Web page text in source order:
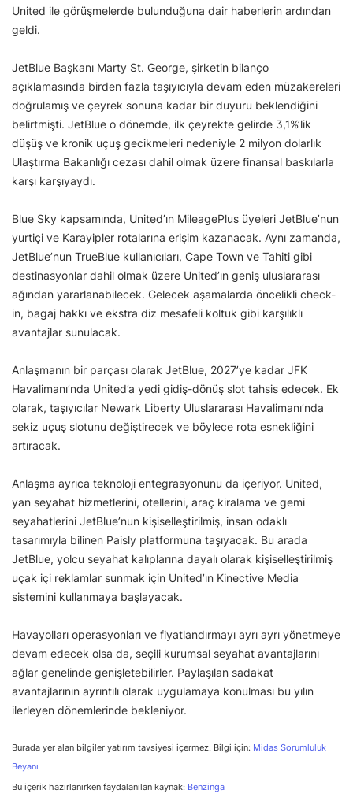
United ile görüşmelerde bulunduğuna dair haberlerin ardından
geldi.
JetBlue Başkanı Marty St. George, şirketin bilanço
açıklamasında birden fazla taşıyıcıyla devam eden müzakereleri
doğrulamış ve çeyrek sonuna kadar bir duyuru beklendiğini
belirtmişti. JetBlue o dönemde, ilk çeyrekte gelirde 3,1%’lik
düşüş ve kronik uçuş gecikmeleri nedeniyle 2 milyon dolarlık
Ulaştırma Bakanlığı cezası dahil olmak üzere finansal baskılarla
karşı karşıyaydı.
Blue Sky kapsamında, United’ın MileagePlus üyeleri JetBlue’nun
yurtiçi ve Karayipler rotalarına erişim kazanacak. Aynı zamanda,
JetBlue’nun TrueBlue kullanıcıları, Cape Town ve Tahiti gibi
destinasyonlar dahil olmak üzere United’ın geniş uluslararası
ağından yararlanabilecek. Gelecek aşamalarda öncelikli check-
in, bagaj hakkı ve ekstra diz mesafeli koltuk gibi karşılıklı
avantajlar sunulacak.
Anlaşmanın bir parçası olarak JetBlue, 2027’ye kadar JFK
Havalimanı’nda United’a yedi gidiş-dönüş slot tahsis edecek. Ek
olarak, taşıyıcılar Newark Liberty Uluslararası Havalimanı’nda
sekiz uçuş slotunu değiştirecek ve böylece rota esnekliğini
artıracak.
Anlaşma ayrıca teknoloji entegrasyonunu da içeriyor. United,
yan seyahat hizmetlerini, otellerini, araç kiralama ve gemi
seyahatlerini JetBlue’nun kişiselleştirilmiş, insan odaklı
tasarımıyla bilinen Paisly platformuna taşıyacak. Bu arada
JetBlue, yolcu seyahat kalıplarına dayalı olarak kişiselleştirilmiş
uçak içi reklamlar sunmak için United’ın Kinective Media
sistemini kullanmaya başlayacak.
Havayolları operasyonları ve fiyatlandırmayı ayrı ayrı yönetmeye
devam edecek olsa da, seçili kurumsal seyahat avantajlarını
ağlar genelinde genişletebilirler. Paylaşılan sadakat
avantajlarının ayrıntılı olarak uygulamaya konulması bu yılın
ilerleyen dönemlerinde bekleniyor.
Burada yer alan bilgiler yatırım tavsiyesi içermez. Bilgi için: Midas Sorumluluk
Beyanı
Bu içerik hazırlanırken faydalanılan kaynak: Benzinga